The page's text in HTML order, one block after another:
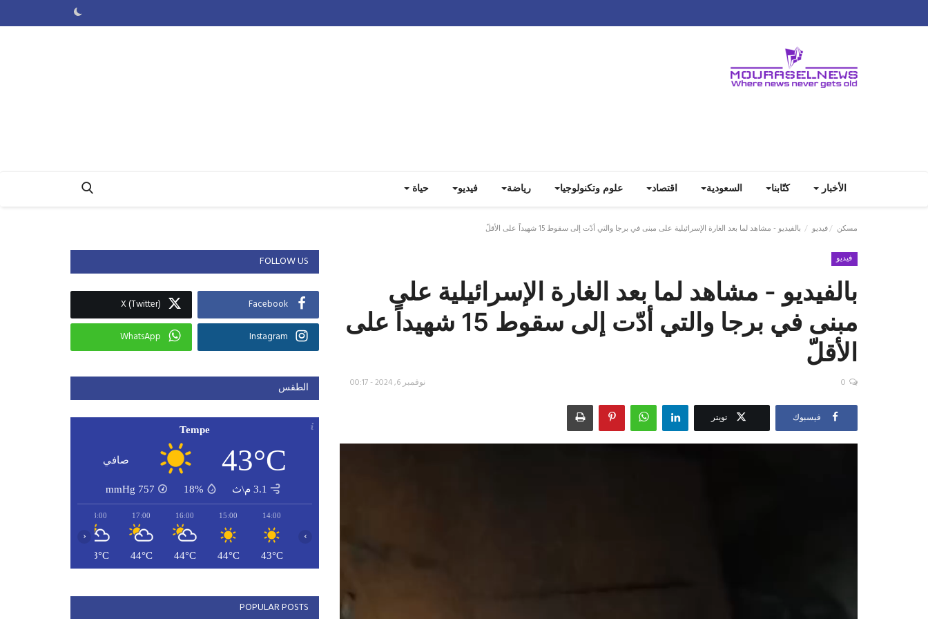
الأخبار كتّابنا السعودية اقتصاد علوم وتكنولوجيا رياضة فيديو حياة
مسكن فيديو بالفيديو - مشاهد لما بعد الغارة الإسرائيلية على مبنى في برجا والتي أدّت إلى سقوط 15 شهيداً على الأقلّ
فيديو
بالفيديو - مشاهد لما بعد الغارة الإسرائيلية على
مبنى في برجا والتي أدّت إلى سقوط 15 شهيداً على
الأقلّ
نوفمبر 6, 2024 - 00:17 0
فيسبوك تويتر
FOLLOW US
Facebook
X (Twitter)
Instagram
WhatsApp
الطقس
Tempe
43°C صافي
3.1 م\ث 18%
757
mmHg
14:00
43°C
15:00
44°C
16:00
44°C
17:00
44°C
18:00
43°C
‹ ›
POPULAR POSTS